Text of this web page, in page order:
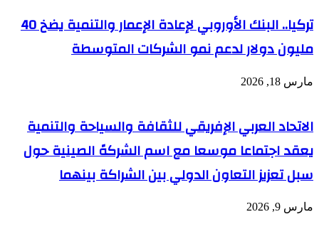
تركيا.. البنك الأوروبي لإعادة الإعمار والتنمية يضخ 40
مليون دولار لدعم نمو الشركات المتوسطة
مارس 18, 2026
الاتحاد العربي الإفريقي للثقافة والسياحة والتنمية
يعقد اجتماعا موسعا مع اسم الشركهً الصينية حول
سبل تعزيز التعاون الدولي بين الشراكة بينهما
مارس 9, 2026